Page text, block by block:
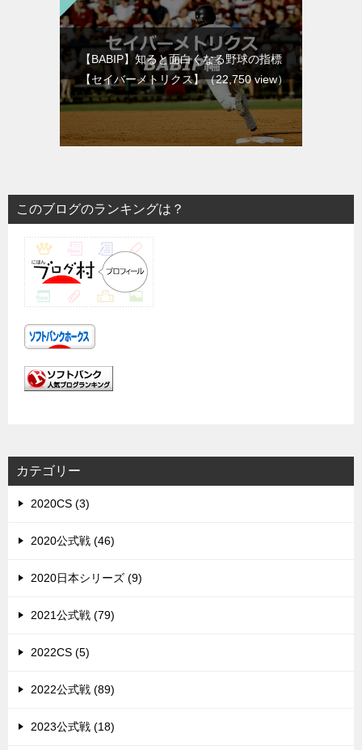
【BABIP】知ると面白くなる野球の指標
【セイバーメトリクス】（22,750 view）
このブログのランキングは？
カテゴリー
2020CS (3)
2020公式戦 (46)
2020日本シリーズ (9)
2021公式戦 (79)
2022CS (5)
2022公式戦 (89)
2023公式戦 (18)